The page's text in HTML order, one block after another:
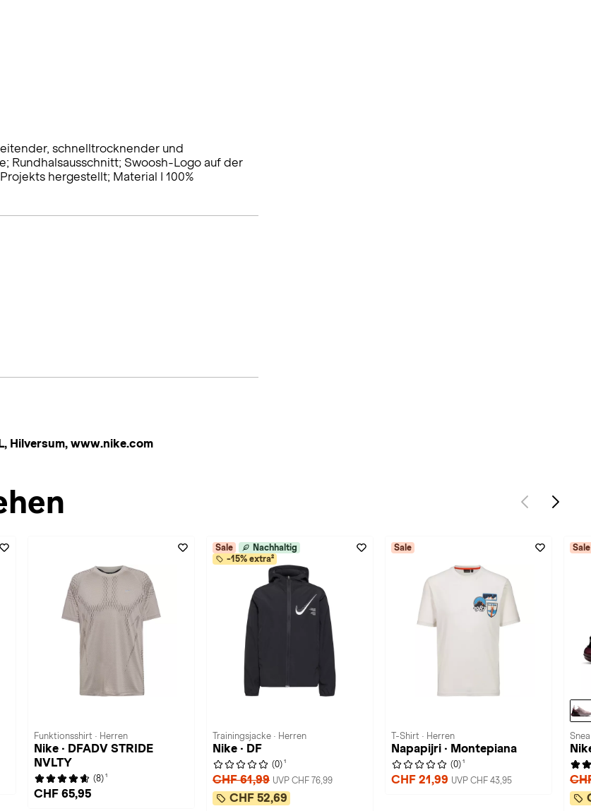
schnelltrocknender und
Rundhalsausschnitt; Swoosh-Logo auf der
hergestellt; Material I 100%
Hilversum, www.nike.com
Funktionsshirt · Herren
Nike · DFADV STRIDE
NVLTY
(8) 1
CHF 65,95
Sale
Nachhaltig
-15% extra²
Trainingsjacke · Herren
Nike · DF
(0) 1
CHF 61,99 UVP CHF 76,99
CHF 52,69
Sale
T-Shirt · Herren
Napapijri · Montepiana
(0) 1
CHF 21,99 UVP CHF 43,95
Sale